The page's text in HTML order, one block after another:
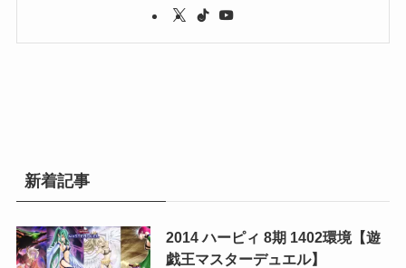
新着記事
2014 ハーピィ 8期 1402環境【遊
戯王マスターデュエル】